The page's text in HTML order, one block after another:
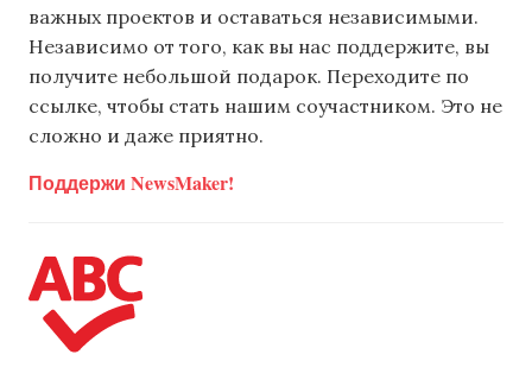
важных проектов и оставаться независимыми.
Независимо от того, как вы нас поддержите, вы
получите небольшой подарок. Переходите по
ссылке, чтобы стать нашим соучастником. Это не
сложно и даже приятно.
Поддержи NewsMaker!